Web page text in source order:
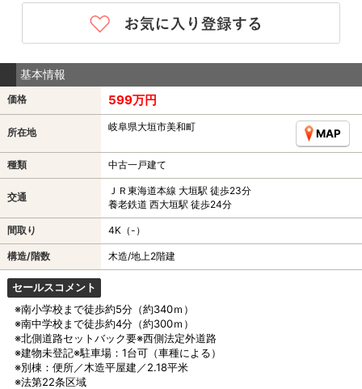
基本情報
価格 599万円
所在地 岐阜県大垣市美和町
MAP
種類 中古一戸建て
交通
ＪＲ東海道本線 大垣駅 徒歩23分
養老鉄道 西大垣駅 徒歩24分
間取り 4K（-）
構造/階数 木造/地上2階建
セールスコメント
※南小学校まで徒歩約5分（約340ｍ）
※南中学校まで徒歩約4分（約300ｍ）
※北側道路セットバック要※西側法定外道路
※建物未登記※駐車場：1台可（車種による）
※別棟：便所／木造平屋建／2.18平米
※法第22条区域